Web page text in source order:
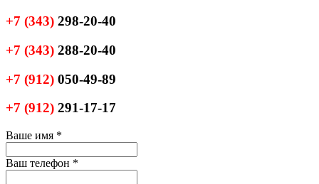
+7 (343) 298-20-40
+7 (343) 288-20-40
+7 (912) 050-49-89
+7 (912) 291-17-17
Ваше имя *
Ваш телефон *